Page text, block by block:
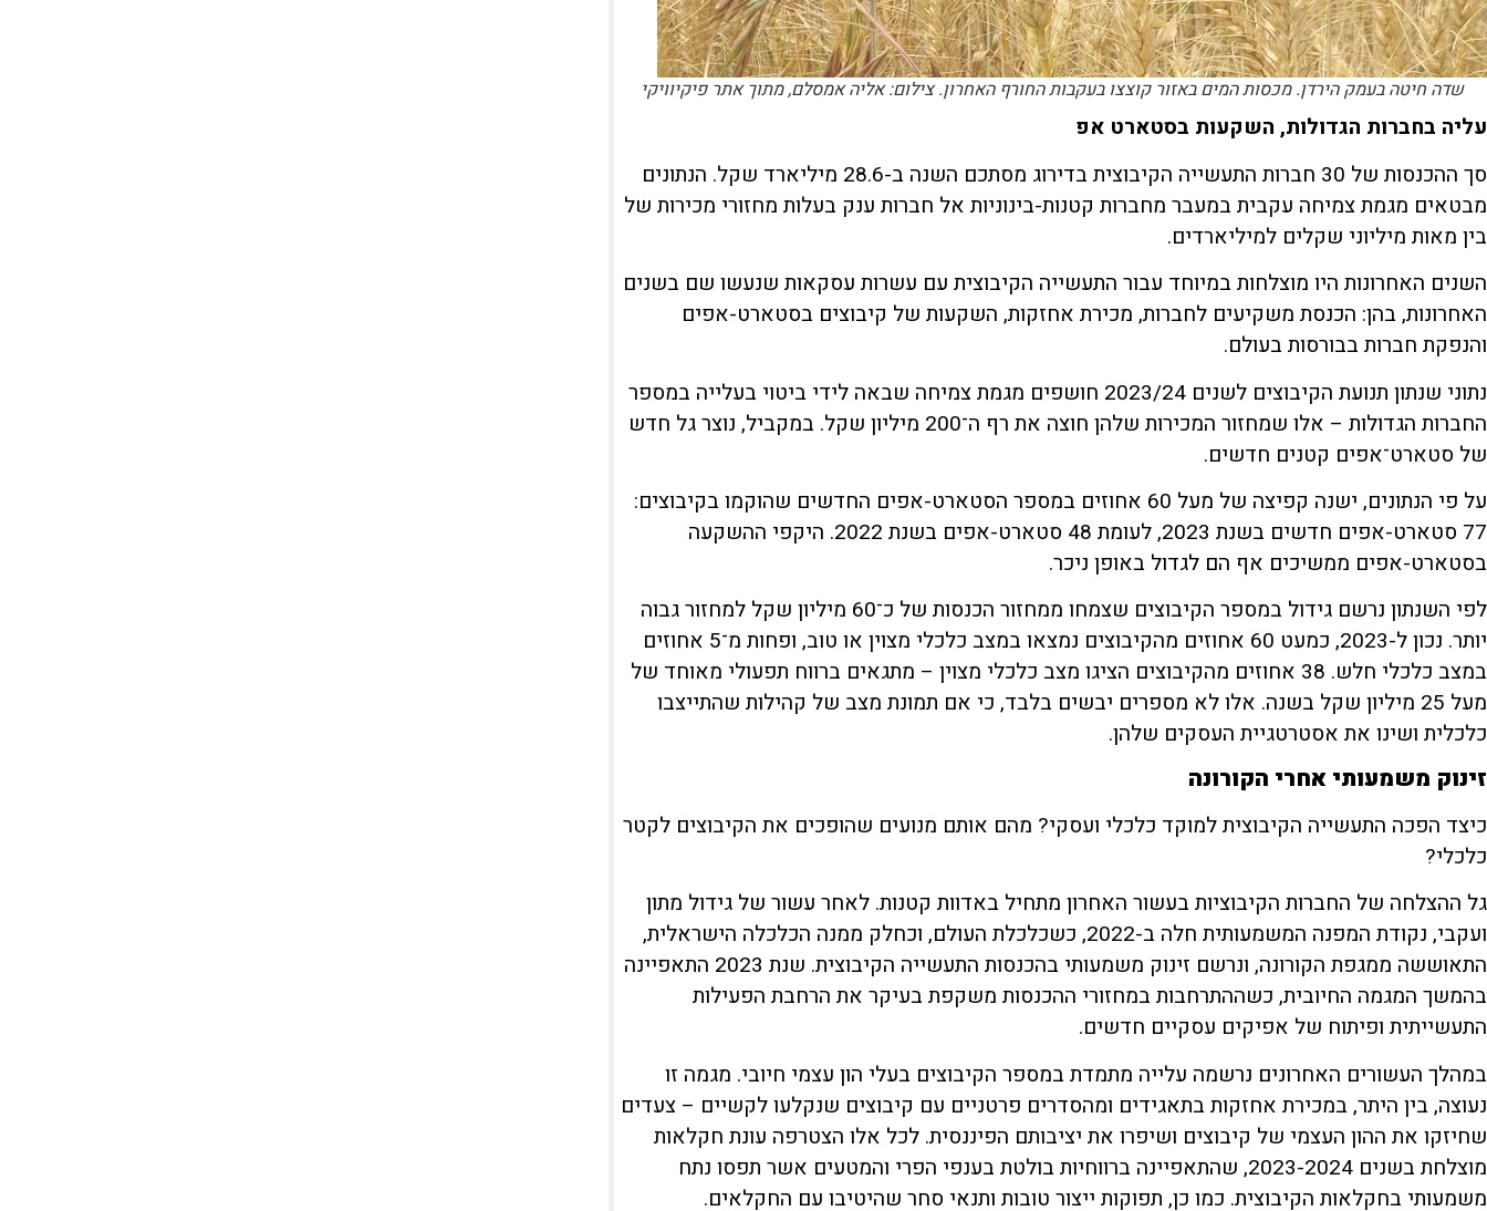
שדה חיטה בעמק הירדן. מכסות המים באזור קוצצו בעקבות החורף האחרון. צילום: אליה אמסלם, מתוך אתר פיקיוויקי
עליה בחברות הגדולות, השקעות בסטארט אפ
סך ההכנסות של 30 חברות התעשייה הקיבוצית בדירוג מסתכם השנה ב-28.6 מיליארד שקל. הנתונים
מבטאים מגמת צמיחה עקבית במעבר מחברות קטנות-בינוניות אל חברות ענק בעלות מחזורי מכירות של
בין מאות מיליוני שקלים למיליארדים.
השנים האחרונות היו מוצלחות במיוחד עבור התעשייה הקיבוצית עם עשרות עסקאות שנעשו שם בשנים
האחרונות, בהן: הכנסת משקיעים לחברות, מכירת אחזקות, השקעות של קיבוצים בסטארט-אפים
והנפקת חברות בבורסות בעולם.
נתוני שנתון תנועת הקיבוצים לשנים 2023/24 חושפים מגמת צמיחה שבאה לידי ביטוי בעלייה במספר
החברות הגדולות – אלו שמחזור המכירות שלהן חוצה את רף ה־200 מיליון שקל. במקביל, נוצר גל חדש
של סטארט־אפים קטנים חדשים.
על פי הנתונים, ישנה קפיצה של מעל 60 אחוזים במספר הסטארט-אפים החדשים שהוקמו בקיבוצים:
77 סטארט-אפים חדשים בשנת 2023, לעומת 48 סטארט-אפים בשנת 2022. היקפי ההשקעה
בסטארט-אפים ממשיכים אף הם לגדול באופן ניכר.
לפי השנתון נרשם גידול במספר הקיבוצים שצמחו ממחזור הכנסות של כ־60 מיליון שקל למחזור גבוה
יותר. נכון ל-2023, כמעט 60 אחוזים מהקיבוצים נמצאו במצב כלכלי מצוין או טוב, ופחות מ־5 אחוזים
במצב כלכלי חלש. 38 אחוזים מהקיבוצים הציגו מצב כלכלי מצוין – מתגאים ברווח תפעולי מאוחד של
מעל 25 מיליון שקל בשנה. אלו לא מספרים יבשים בלבד, כי אם תמונת מצב של קהילות שהתייצבו
כלכלית ושינו את אסטרטגיית העסקים שלהן.
זינוק משמעותי אחרי הקורונה
כיצד הפכה התעשייה הקיבוצית למוקד כלכלי ועסקי? מהם אותם מנועים שהופכים את הקיבוצים לקטר
כלכלי?
גל ההצלחה של החברות הקיבוציות בעשור האחרון מתחיל באדוות קטנות. לאחר עשור של גידול מתון
ועקבי, נקודת המפנה המשמעותית חלה ב-2022, כשכלכלת העולם, וכחלק ממנה הכלכלה הישראלית,
התאוששה ממגפת הקורונה, ונרשם זינוק משמעותי בהכנסות התעשייה הקיבוצית. שנת 2023 התאפיינה
בהמשך המגמה החיובית, כשההתרחבות במחזורי ההכנסות משקפת בעיקר את הרחבת הפעילות
התעשייתית ופיתוח של אפיקים עסקיים חדשים.
במהלך העשורים האחרונים נרשמה עלייה מתמדת במספר הקיבוצים בעלי הון עצמי חיובי. מגמה זו
נעוצה, בין היתר, במכירת אחזקות בתאגידים ומהסדרים פרטניים עם קיבוצים שנקלעו לקשיים – צעדים
שחיזקו את ההון העצמי של קיבוצים ושיפרו את יציבותם הפיננסית. לכל אלו הצטרפה עונת חקלאות
מוצלחת בשנים 2023-2024, שהתאפיינה ברווחיות בולטת בענפי הפרי והמטעים אשר תפסו נתח
משמעותי בחקלאות הקיבוצית. כמו כן, תפוקות ייצור טובות ותנאי סחר שהיטיבו עם החקלאים.